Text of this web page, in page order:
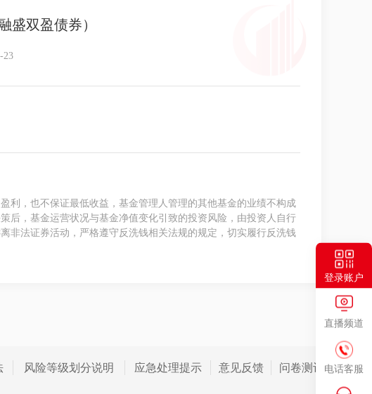
登录账户
直播频道
电话客服
盛双盈债券）
23
利，也不保证最低收益，基金管理人管理的其他基金的业绩不构成
后，基金运营状况与基金净值变化引致的投资风险，由投资人自行
非法证券活动，严格遵守反洗钱相关法规的规定，切实履行反洗钱
风险等级划分说明 应急处理提示 意见反馈 问卷测评